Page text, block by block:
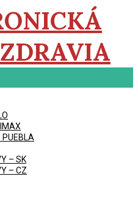
PUEBLA
– SK
– CZ